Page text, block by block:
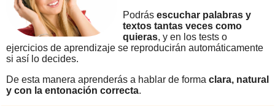
Podrás escuchar palabras y
textos tantas veces como
quieras, y en los tests o
ejercicios de aprendizaje se reproducirán automáticamente
si así lo decides.
De esta manera aprenderás a hablar de forma clara, natural
y con la entonación correcta.